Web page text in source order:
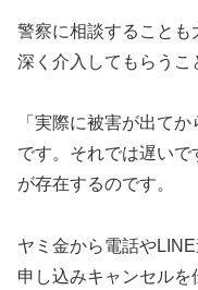
警察に相談することも
深く介入してもらうこ
「実際に被害が出て
です。それでは遅い
が存在するのです。
ヤミ金から電話や
申し込みキャンセル